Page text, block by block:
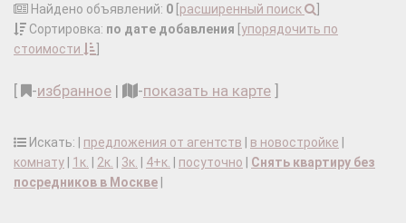
Найдено объявлений: 0 расширенный поиск
Сортировка: по дате добавления упорядочить по
стоимости
-избранное | -показать на карте
Искать: | предложения от агентств в новостройке
комнату
1к. 2к. 3к. 4+к. посуточно
Снять квартиру без
посредников в Москве